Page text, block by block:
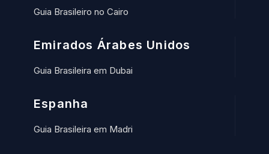
Guia Brasileiro no Cairo
Emirados Árabes Unidos
Guia Brasileira em Dubai
Espanha
Guia Brasileira em Madri